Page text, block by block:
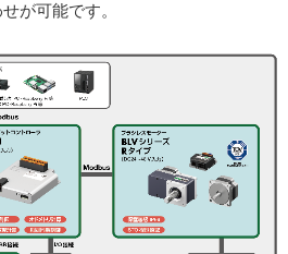
が可能です。